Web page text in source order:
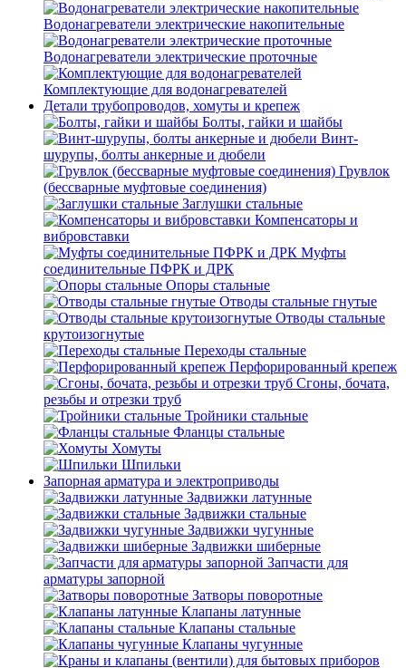
Водонагреватели электрические накопительные
Водонагреватели электрические проточные
Комплектующие для водонагревателей
Детали трубопроводов, хомуты и крепеж
Болты, гайки и шайбы
Винт-
шурупы, болты анкерные и дюбели
Грувлок
(бессварные муфтовые соединения)
Заглушки стальные
Компенсаторы и
вибровставки
Муфты
соединительные ПФРК и ДРК
Опоры стальные
Отводы стальные гнутые
Отводы стальные
крутоизогнутые
Переходы стальные
Перфорированный крепеж
Сгоны, бочата,
резьбы и отрезки труб
Тройники стальные
Фланцы стальные
Хомуты
Шпильки
Запорная арматура и электроприводы
Задвижки латунные
Задвижки стальные
Задвижки чугунные
Задвижки шиберные
Запчасти для
арматуры запорной
Затворы поворотные
Клапаны латунные
Клапаны стальные
Клапаны чугунные